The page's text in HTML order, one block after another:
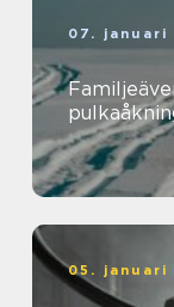
07. januari
05. januari